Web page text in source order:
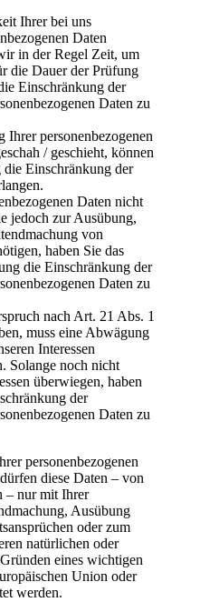
Ihrer bei uns
Daten
in der Regel Zeit, um
die Dauer der Prüfung
Einschränkung der
Daten zu
Ihrer personenbezogenen
/ geschieht, können
die Einschränkung der
Daten nicht
jedoch zur Ausübung,
von
haben Sie das
die Einschränkung der
Daten zu
nach Art. 21 Abs. 1
muss eine Abwägung
Interessen
Solange noch nicht
überwiegen, haben
der
Daten zu
personenbezogenen
diese Daten – von
– nur mit Ihrer
Ausübung
oder zum
natürlichen oder
eines wichtigen
Union oder
werden.